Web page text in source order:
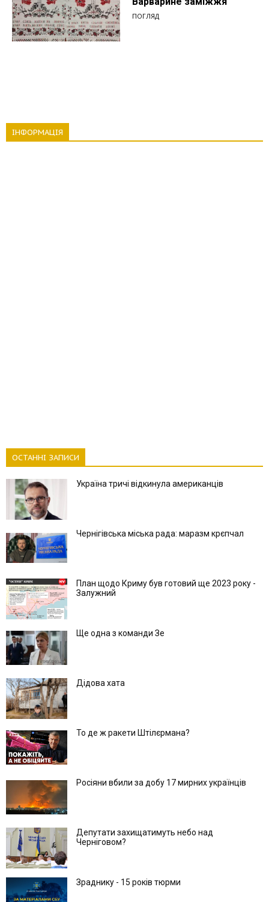
ПОГЛЯД
ІНФОРМАЦІЯ
ОСТАННІ ЗАПИСИ
Україна тричі відкинула американців
Чернігівська міська рада: маразм крєпчал
План щодо Криму був готовий ще 2023 року -
Залужний
Ще одна з команди Зе
Дідова хата
То де ж ракети Штілєрмана?
Росіяни вбили за добу 17 мирних українців
Депутати захищатимуть небо над
Черніговом?
Зраднику - 15 років тюрми